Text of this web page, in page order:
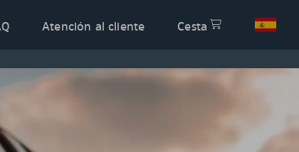
Atención al cliente Cesta